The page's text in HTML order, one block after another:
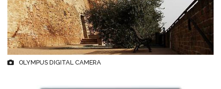
OLYMPUS DIGITAL CAMERA